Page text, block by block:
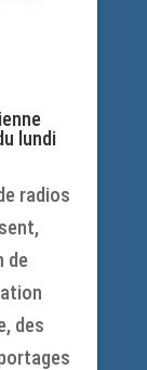
lundi
radios
de
des